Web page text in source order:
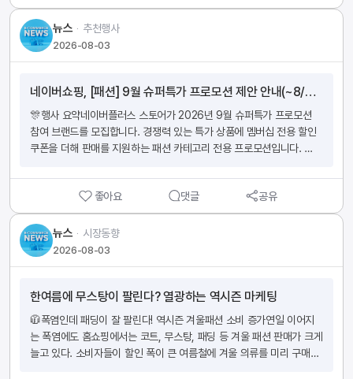
에 정확한 배송비 정보를 안내해 주시기 바랍니다. 3. 택배사 정보 확
인 등록된 택배사와 실제 이용 중인 택배사가 일치하는지 확인해 주시기
바랍니다. 택배사의 정보가 일치하지 않는 경우 즉시 정확한 정보로 수
나 배송비 정보가 고객에게 명확하게 안내되지 않아 추가 배송비가 발생
하는 등 고객 불만이 반복될 경우, 정확한 배송비 정보가 반영되도록 추
가적인 수정 요청이 있을 수 있고, 반복된 정책 위반이 발생할 경우 문제
된 상품의 판매 중지 조치로 이어질 수 있으므로 유의 부탁드립니다. 일
부 판매자님께서 상품평 작성을 조건으로 배송비 페이백 이벤트를 진행
용 정책 등 위반에 해당하며, 필요 시 관련 제재 조치가 취해질 수 있으
므로 유의하시기 바랍니다.  판매자님의 성공이 쿠팡의 성공입니다. 감
사합니다.  출처: 쿠팡
대로 건강기능식품에 해당하는 상품이 일반 카테고리에 등록된 사례
가 확인되었습니다. 이에 본 정책에 관한 주요 사항을 아래와 같이 안
내 드리오니, 판매 상품과 관련해 필요한 조치를 취하여 주시기 바랍니
다.  1. 건강기능식품이란 무엇인가요? 건강기능식품에 관한 법률 제3
는 성분을 사용하여 제조된 식품을 의미합니다. 그러나 특정 성분(예: 비
타민 C)이 포함되어 있다는 사실만으로 건강기능식품에 해당하는 것
은 아닙니다.  아래 2.항과 3.항에서 설명드리는 건강기능식품에 대
한 규제 관련 요건을 충족하여 필요한 서류를 보유한 상품만 건강기능식
니다. 건강기능식품은 관련 법령에 따라 품목제조신고, 수입신고가 완료
조신고증 등 관련 서류가 발급되며(건강기능식품에 관한 법률 제7
조), 수입 건강기능식품은 수입신고확인증 등 관련 서류가 발급됩니다
(수입식품안전관리 특별법 제20조).  3. 건강기능식품은 적법한 자격
서 법상 필요한 인허가, 영업등록 또는 신고를 완료한 판매자만 판매
에 따른 건강기능식품 판매업 영업신고 요건, 수입식품안전관리 특별
법 제15조 및 시행규칙 제16조에 따른 수입 관련 영업등록 요건 참
고).  4. [상품정보 제공고시 : 건강기능 식품]는 건강기능식품 전용 카
뉴스 ᆞ 추천행사
2026-08-03
네이버쇼핑, [패션] 9월 슈퍼특가 프로모션 제안 안내(~8/9 마감)
🎊행사 요약네이버플러스 스토어가 2026년 9월 슈퍼특가 프로모션
참여 브랜드를 모집합니다. 경쟁력 있는 특가 상품에 멤버십 전용 할인
쿠폰을 더해 판매를 지원하는 패션 카테고리 전용 프로모션입니다. 📌
십 한정 추가 할인 제공이 가능한 상품스마트스토어 혜택관리 내 쿠폰
적용 동의 완료 스토어 🎁프로모션 혜택네이버플러스 스토어 주요 지면
노출멤버십 회원 대상 10% 할인쿠폰 지원1만원 이상 구매 시 최대 할
인금액 제한 없이 사용 가능특가 상품 노출 및 판매 확대 지원 📌필수
참여 조건2026년 9월 1일 ~ 9월 30일 전 기간 참여 원칙불가피한 경
우 일부 주차 참여 가능(사유 기재 필수)슈퍼적립 프로모션과 중복 참여
격으로 제안 불가멤버십 전용 추가 할인가 제안 필수참여 상품 판매 건
당 슈퍼특가 수수료 15%(VAT 포함, 주문관리수수료 별도) 부과 📅행
사 기간2026년 9월 1일 ~ 2026년 9월 30일 📅제안 마감2026년 8
월 9일까지 📩신청 방법최신 제안서 작성 후 제출참여 희망 주차 선택
좋아요 댓글 공유
뉴스 ᆞ 시장동향
2026-08-03
한여름에 무스탕이 팔린다? 열광하는 역시즌 마케팅
🧥폭염인데 패딩이 잘 팔린다! 역시즌 겨울패션 소비 증가연일 이어지
는 폭염에도 홈쇼핑에서는 코트, 무스탕, 패딩 등 겨울 패션 판매가 크게
늘고 있다. 소비자들이 할인 폭이 큰 여름철에 겨울 의류를 미리 구매하